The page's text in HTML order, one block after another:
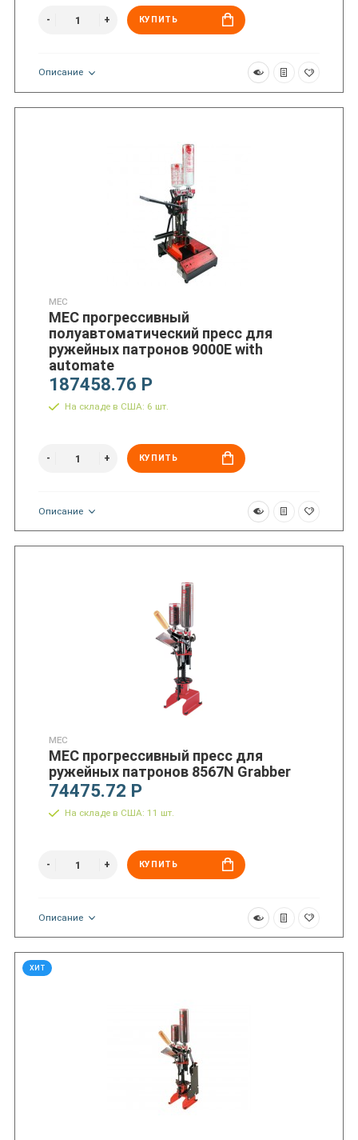
КУПИТЬ
Описание
MEC
MEC прогрессивный
полуавтоматический пресс для
ружейных патронов 9000Е with
automate
187458.76 Р
На складе в США: 6 шт.
КУПИТЬ
Описание
MEC
MEC прогрессивный пресс для
ружейных патронов 8567N Grabber
74475.72 Р
На складе в США: 11 шт.
КУПИТЬ
Описание
ХИТ